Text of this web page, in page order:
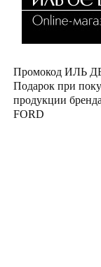
Промокод ИЛЬ
Подарок при
продукции
FORD